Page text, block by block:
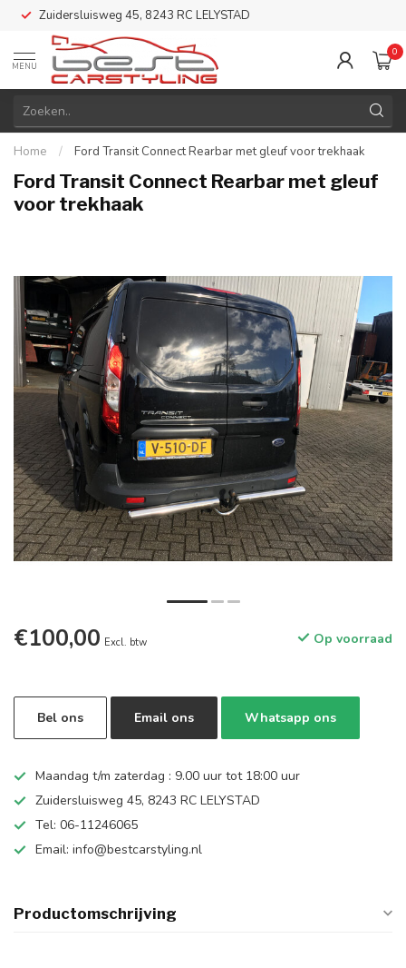
Zuidersluisweg 45, 8243 RC LELYSTAD
MENU
0
Home / Ford Transit Connect Rearbar met gleuf voor trekhaak
Ford Transit Connect Rearbar met gleuf
voor trekhaak
€100,00 Excl. btw Op voorraad
Bel ons Email ons Whatsapp ons
Maandag t/m zaterdag : 9.00 uur tot 18:00 uur
Zuidersluisweg 45, 8243 RC LELYSTAD
Tel: 06-11246065
Email: info@bestcarstyling.nl
Productomschrijving